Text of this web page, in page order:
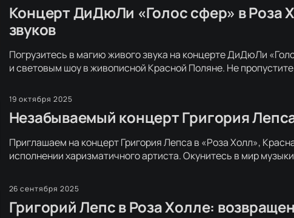
Концерт ДиДюЛи «Голос сфер» в Роза
звуков
Погрузитесь в магию живого звука на концерте ДиДюЛи
и световым шоу в живописной Красной Поляне. Не
19 октября 2025
Незабываемый концерт Григория
Приглашаем на концерт Григория Лепса в «Роза Холл»,
исполнении харизматичного артиста. Окунитесь в мир
26 сентября 2025
Григорий Лепс в Роза Холле: